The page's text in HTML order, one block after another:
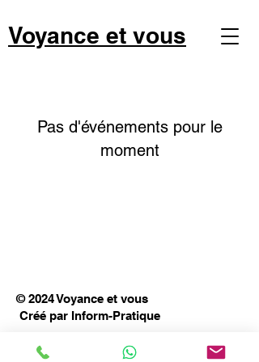
Voyance et vous
Pas d'événements pour le
moment
© 2024 Voyance et vous
Créé par Inform-Pratique